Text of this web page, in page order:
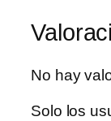
No hay
Solo los